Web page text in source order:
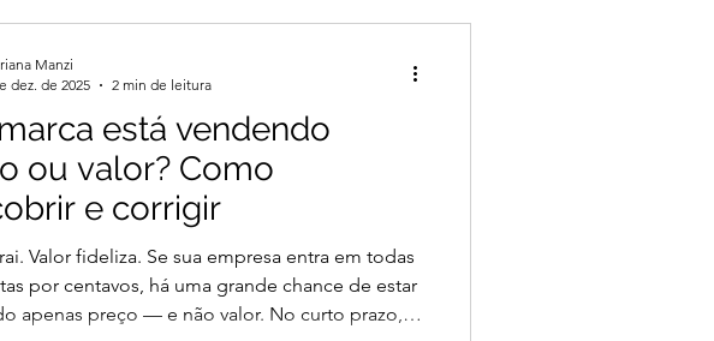
está vendendo
ou valor? Como
e corrigir
Valor fideliza. Se sua empresa entra em todas
por centavos, há uma grande chance de estar
apenas preço — e não valor. No curto prazo,
Manzi
dez. de 2025
2 min de leitura